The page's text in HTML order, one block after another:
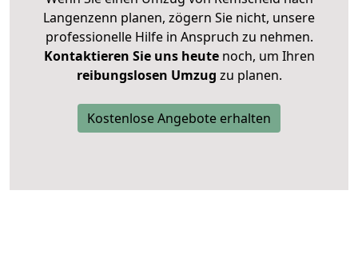
Langenzenn planen, zögern Sie nicht, unsere
professionelle Hilfe in Anspruch zu nehmen.
Kontaktieren Sie uns heutenoch, um Ihren
reibungslosen Umzug zu planen.
Kostenlose Angebote erhalten